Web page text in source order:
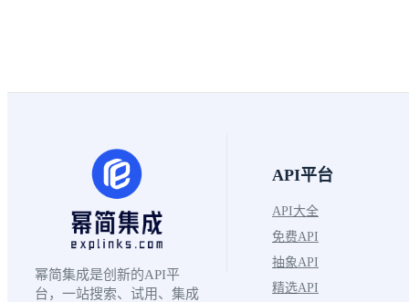
幂简集成是创新的API平
台，一站搜索、试用、集成
API平台
API大全
免费API
抽象API
精选API